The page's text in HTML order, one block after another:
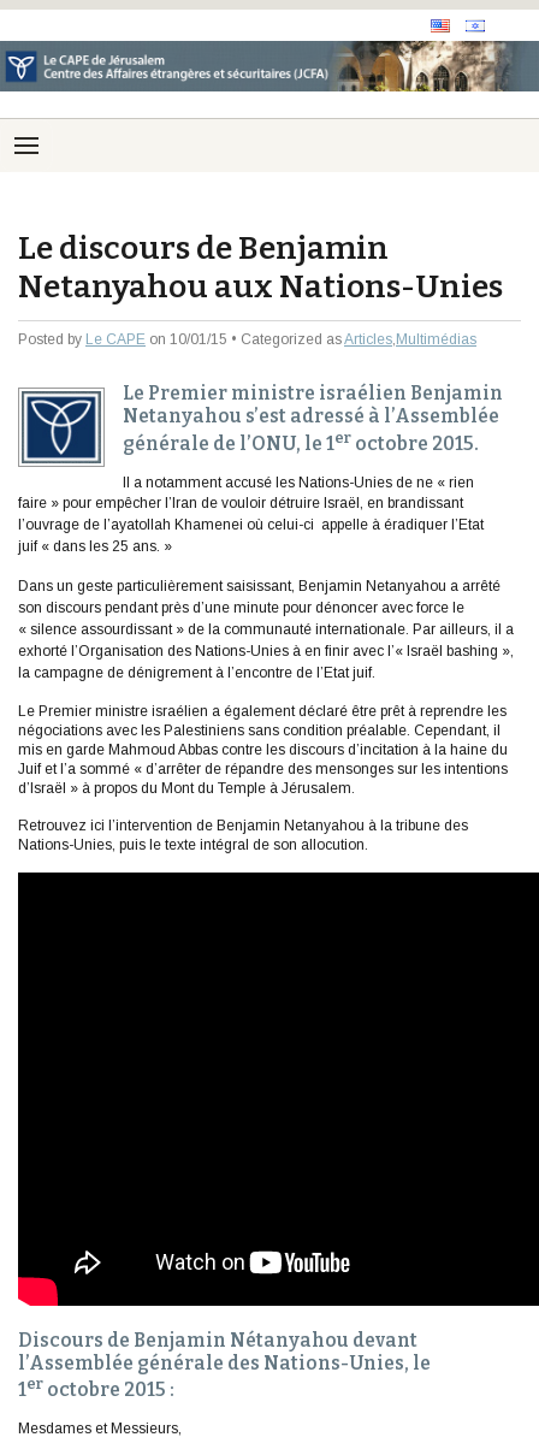
Le discours de Benjamin
Netanyahou aux Nations-Unies
Posted by Le CAPE on 10/01/15 • Categorized asArticles, Multimédias
Le Premier ministre israélien Benjamin
Netanyahou s’est adressé à l’Assemblée
générale de l’ONU, le 1er octobre 2015.
Il a notamment accusé les Nations-Unies de ne « rien
faire » pour empêcher l’Iran de vouloir détruire Israël, en brandissant
l’ouvrage de l’ayatollah Khamenei où celui-ci appelle à éradiquer l’Etat
juif « dans les 25 ans. »
Dans un geste particulièrement saisissant, Benjamin Netanyahou a arrêté
son discours pendant près d’une minute pour dénoncer avec force le
« silence assourdissant» de la communauté internationale. Par ailleurs, il a
exhorté l’Organisation des Nations-Unies à en finir avec l’« Israël bashing »,
la campagne de dénigrement à l’encontre de l’Etat juif.
Le Premier ministre israélien a également déclaré être prêt à reprendre les
négociations avec les Palestiniens sans condition préalable. Cependant, il
mis en garde Mahmoud Abbas contre les discours d’incitation à la haine du
Juif et l’a sommé « d’arrêter de répandre des mensonges sur les intentions
d’Israël » à propos du Mont du Temple à Jérusalem.
Retrouvez ici l’intervention de Benjamin Netanyahou à la tribune des
Nations-Unies, puis le texte intégral de son allocution.
Discours de Benjamin Nétanyahou devant
l’Assemblée générale des Nations-Unies, le
1er octobre 2015 :
Mesdames et Messieurs,